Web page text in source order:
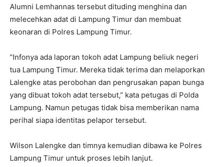
Alumni Lemhannas tersebut dituding menghina dan
melecehkan adat di Lampung Timur dan membuat
keonaran di Polres Lampung Timur.
“Infonya ada laporan tokoh adat Lampung beliuk negeri
tua Lampung Timur. Mereka tidak terima dan melaporkan
Lalengke atas perobohan dan pengrusakan papan bunga
yang dibuat tokoh adat tersebut,” kata petugas di Polda
Lampung. Namun petugas tidak bisa memberikan nama
perihal siapa identitas pelapor tersebut.
Wilson Lalengke dan timnya kemudian dibawa ke Polres
Lampung Timur untuk proses lebih lanjut.